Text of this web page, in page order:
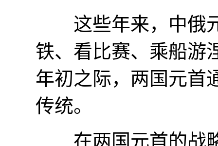
这些年来，中俄元
铁、看比赛、乘船
年初之际，两国元首
传统。
在两国元首的战略